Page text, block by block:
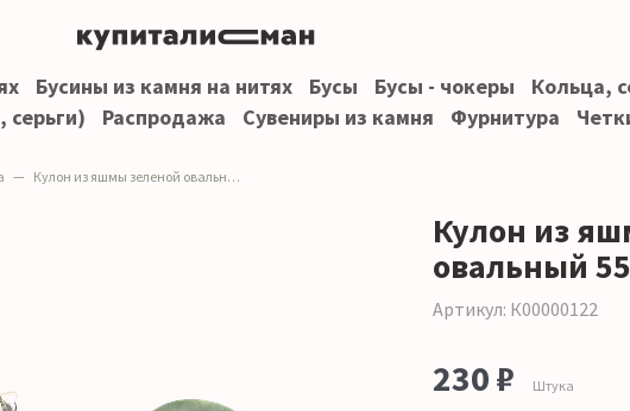
Бусины из камня на нитях Бусы Бусы - чокеры Кольца,
серьги)
Распродажа Сувениры из камня Фурнитура
Кулон из яшмы зеленой овальный 55*35 мм
Кулон из
овальный
Артикул: К00000122
230 ₽ Штука